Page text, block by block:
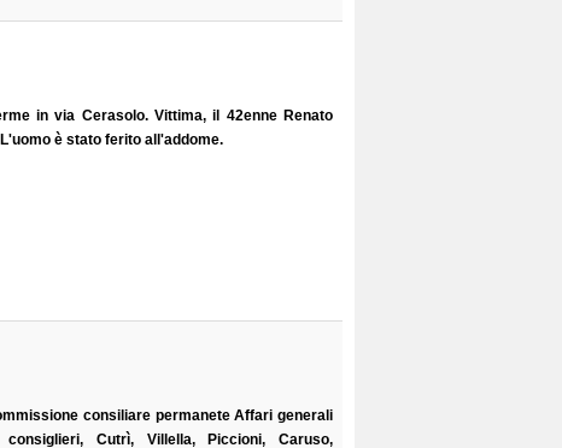
in via Cerasolo. Vittima, il 42enne Renato
è stato ferito all'addome.
consiliare permanete Affari generali
Cutrì, Villella, Piccioni, Caruso,